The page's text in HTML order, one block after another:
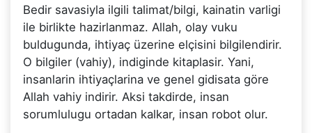
Bedir savasiyla ilgili talimat/bilgi, kainatin varligi
ile birlikte hazirlanmaz. Allah, olay vuku
buldugunda, ihtiyaç üzerine elçisini bilgilendirir.
O bilgiler (vahiy), indiginde kitaplasir. Yani,
insanlarin ihtiyaçlarina ve genel gidisata göre
Allah vahiy indirir. Aksi takdirde, insan
sorumlulugu ortadan kalkar, insan robot olur.